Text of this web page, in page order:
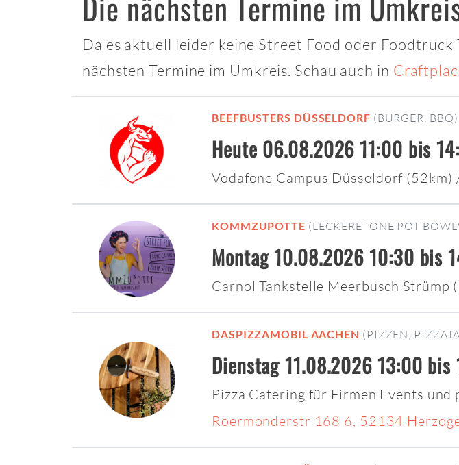
Da es aktuell leider keine Street Food oder
nächsten Termine im Umkreis. Schau auch in
BEEFBUSTERS DÜSSELDORF (BURGER, BBQ)
Heute 06.08.2026 11:00 bis
Vodafone Campus Düsseldorf (52km)
KOMMZUPOTTE (LECKERE ´ONE POT
Montag 10.08.2026 10:30 bis
Carnol Tankstelle Meerbusch Strümp
DASPIZZAMOBIL AACHEN (PIZZEN,
Dienstag 11.08.2026 13:00
Pizza Catering für Firmen Events
Roermonderstr 168 6, 52134